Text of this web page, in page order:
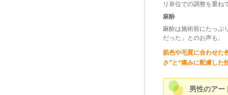
リ単位での調整を重ね
麻酔
麻酔は施術前にたっぷ
だった」とのお声も。
肌色や毛質に合わせた
さ”と“痛みに配慮した
男性のアー